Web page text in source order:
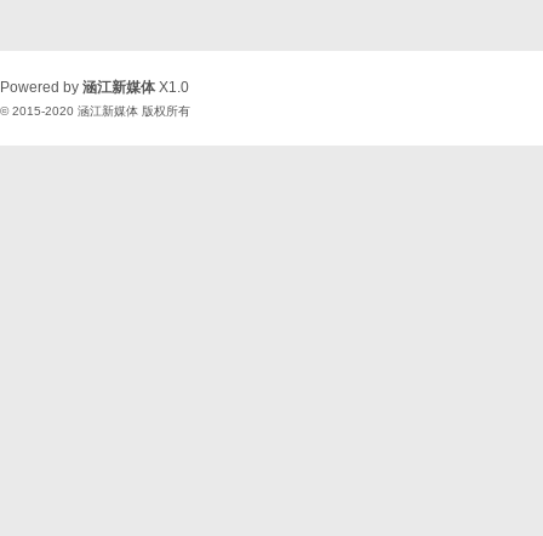
Powered by 涵江新媒体 X1.0
© 2015-2020 涵江新媒体 版权所有